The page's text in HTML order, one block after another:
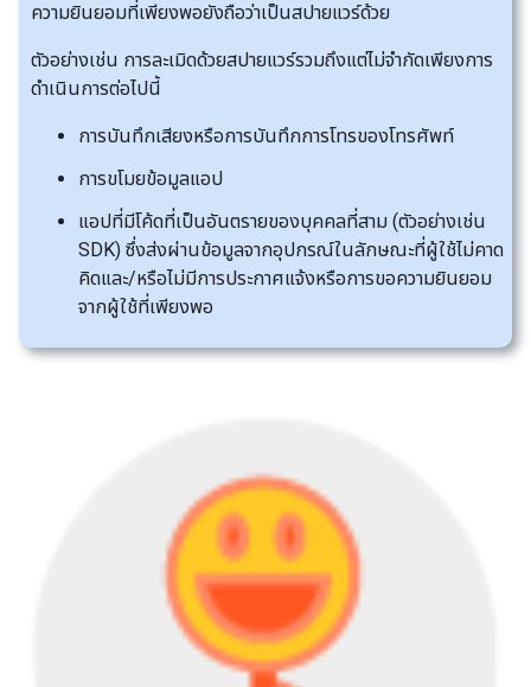
ความยินยอมที่เพียงพอยังถือว่าเป็นสปายแวร์ด้วย
ตัวอย่างเช่น การละเมิดด้วยสปายแวร์รวมถึงแต่ไม่จำกัดเพียงการ
ดำเนินการต่อไปนี้
การบันทึกเสียงหรือการบันทึกการโทรของโทรศัพท์
การขโมยข้อมูลแอป
แอปที่มีโค้ดที่เป็นอันตรายของบุคคลที่สาม (ตัวอย่างเช่น
SDK) ซึ่งส่งผ่านข้อมูลจากอุปกรณ์ในลักษณะที่ผู้ใช้ไม่คาด
คิดและ/หรือไม่มีการประกาศแจ้งหรือการขอความยินยอม
จากผู้ใช้ที่เพียงพอ